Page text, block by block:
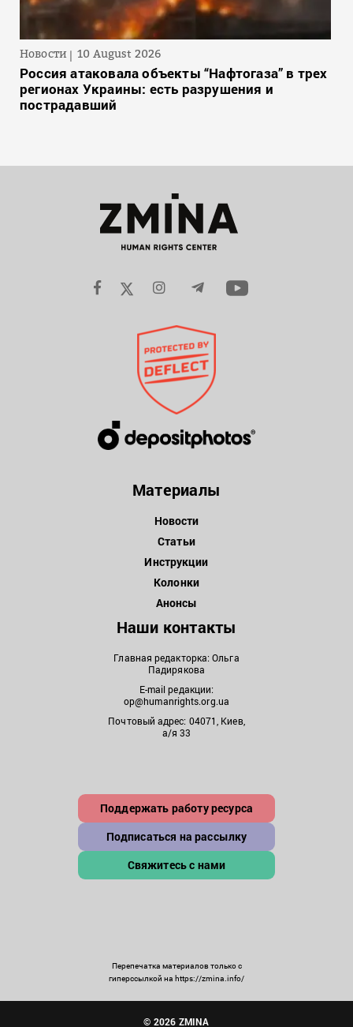
Новости 10 August 2026
Россия атаковала объекты “Нафтогаза” в трех
регионах Украины: есть разрушения и
пострадавший
Материалы
Новости
Статьи
Инструкции
Колонки
Анонсы
Наши контакты
Главная редакторка: Ольга
Падирякова
E-mail редакции:
op@humanrights.org.ua
Почтовый адрес: 04071, Киев,
а/я 33
Поддержать работу ресурса
Подписаться на рассылку
Свяжитесь с нами
Перепечатка материалов только с
гиперссылкой на https://zmina.info/
© 2026 ZMINA